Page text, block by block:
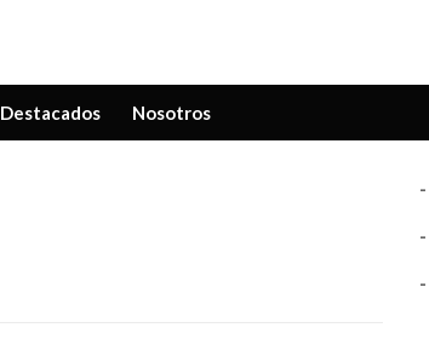
Destacados Nosotros
-
-
-